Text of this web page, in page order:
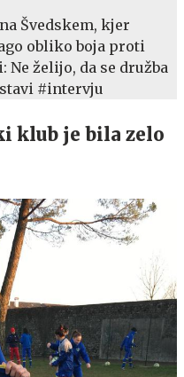
Švedskem, kjer
obliko boja proti
Ne želijo, da se družba
#intervju
klub je bila zelo